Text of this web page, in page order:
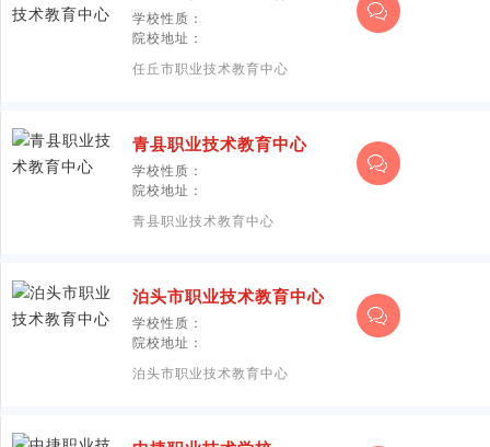
学校性质：
院校地址：
任丘市职业技术教育中心
青县职业技术教育中心
学校性质：
院校地址：
青县职业技术教育中心
泊头市职业技术教育中心
学校性质：
院校地址：
泊头市职业技术教育中心